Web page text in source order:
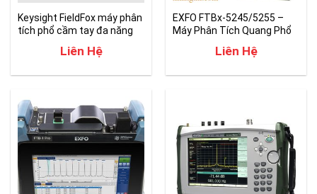
Keysight FieldFox máy phân
tích phổ cầm tay đa năng
Liên Hệ
EXFO FTBx-5245/5255 –
Máy Phân Tích Quang Phổ
Liên Hệ